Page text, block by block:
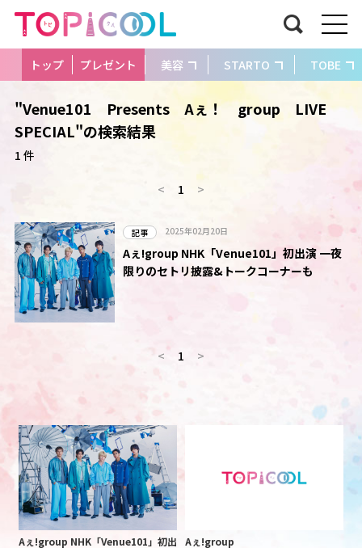
トップ プレゼント 美容 STARTO TOBE
"Venue101 Presents Aぇ！ group LIVE
SPECIAL"の検索結果
1 件
< 1 >
記事 2025年02月20日
Aぇ!group NHK「Venue101」初出演 一夜
限りのセトリ披露&トークコーナーも
< 1 >
Aぇ!group NHK「Venue101」初出
Aぇ!group